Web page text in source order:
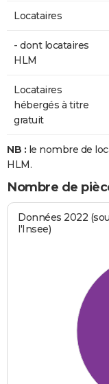
Locataires
- dont locataires
HLM
Locataires
hébergés à titre
gratuit
NB : le nombre de
HLM.
Nombre de
Données 2022
l'Insee)